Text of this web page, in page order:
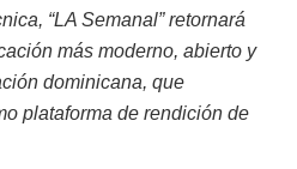
“LA Semanal” retornará
más moderno, abierto y
dominicana, que
plataforma de rendición de